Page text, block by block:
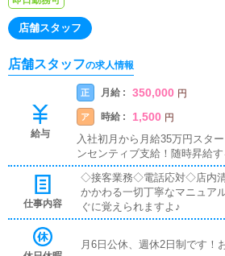
店舗スタッフ
店舗スタッフの求人情報
給与
正 月給 : 350,000 円
ア 時給 : 1,500 円
入社初月から月給35万円スタ
ンセンティブ支給！随時昇給す
仕事内容
◇接客業務◇電話応対◇店内
かかわる一切丁寧なマニュア
ぐに覚えられますよ♪
月6日公休、週休2日制です！